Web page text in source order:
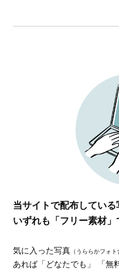
当サイトで配布している
いずれも「フリー素材」
気に入った写真 （うららかフォト
あれば「どなたでも」 「無